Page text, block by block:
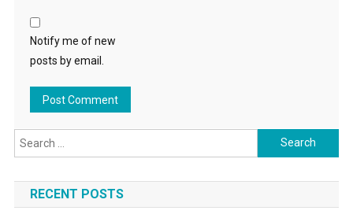
Notify me of new
posts by email.
Search
for:
RECENT POSTS